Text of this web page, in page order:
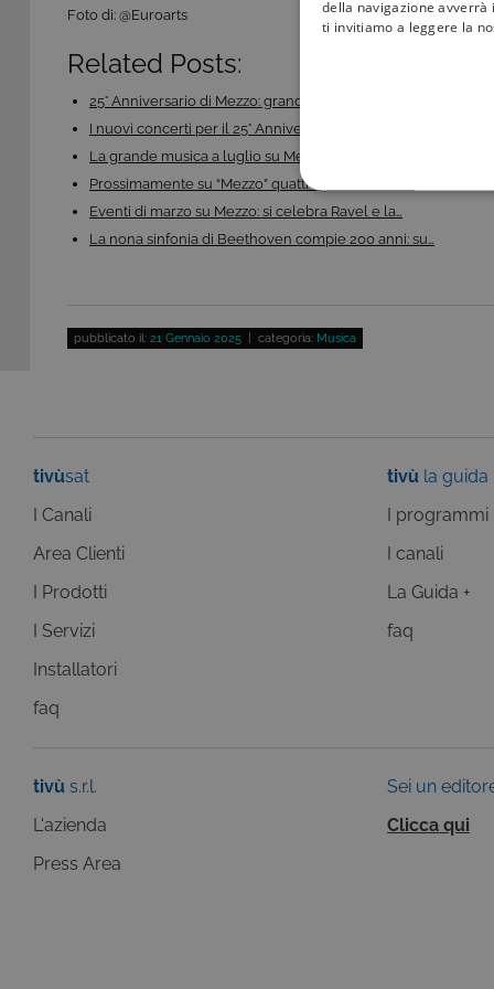
Foto di: @Euroarts
Related Posts:
25° Anniversario di Mezzo: grandi concerti, opera,…
I nuovi concerti per il 25° Anniversario di Mezzo:…
La grande musica a luglio su Mezzo: jazz, opera,…
Prossimamente su “Mezzo” quattro prime serate…
Eventi di marzo su Mezzo: si celebra Ravel e la…
La nona sinfonia di Beethoven compie 200 anni: su…
pubblicato il: 21 Gennaio 2025 | categoria: Musica
tivùsat
I Canali
Area Clienti
I Prodotti
I Servizi
Installatori
faq
tivù la guida
I programmi
I canali
La Guida +
faq
tivù s.r.l.
L'azienda
Press Area
Sei un
Clicca qui
della navigazione
ti invitiamo a leggere la
COOKIE
Questi cookie sono
ASP.NET_SessionId
ASP.NET_SessionId
VISITOR_INFO1_LIVE